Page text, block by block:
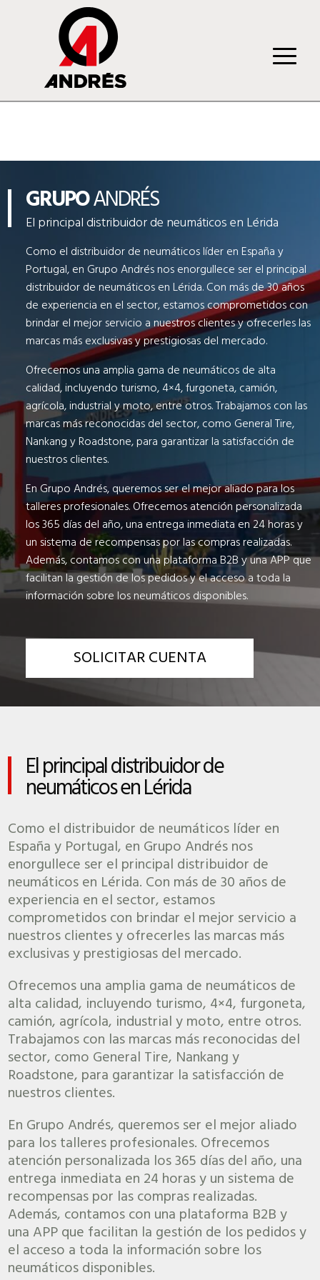
GRUPOANDRÉS
El principal distribuidor de neumáticos en Lérida
Como el distribuidor de neumáticos líder en España y
Portugal, en Grupo Andrés nos enorgullece ser el principal
distribuidor de neumáticos en Lérida. Con más de 30 años
de experiencia en el sector, estamos comprometidos con
brindar el mejor servicio a nuestros clientes y ofrecerles las
marcas más exclusivas y prestigiosas del mercado.
Ofrecemos una amplia gama de neumáticos de alta
calidad, incluyendo turismo, 4×4, furgoneta, camión,
agrícola, industrial y moto, entre otros. Trabajamos con las
marcas más reconocidas del sector, como General Tire,
Nankang y Roadstone, para garantizar la satisfacción de
nuestros clientes.
En Grupo Andrés, queremos ser el mejor aliado para los
talleres profesionales. Ofrecemos atención personalizada
los 365 días del año, una entrega inmediata en 24 horas y
un sistema de recompensas por las compras realizadas.
Además, contamos con una plataforma B2B y una APP que
facilitan la gestión de los pedidos y el acceso a toda la
información sobre los neumáticos disponibles.
SOLICITAR CUENTA
El principal distribuidor de
neumáticos en Lérida
Como el distribuidor de neumáticos líder en
España y Portugal, en Grupo Andrés nos
enorgullece ser el principal distribuidor de
neumáticos en Lérida. Con más de 30 años de
experiencia en el sector, estamos
comprometidos con brindar el mejor servicio a
nuestros clientes y ofrecerles las marcas más
exclusivas y prestigiosas del mercado.
Ofrecemos una amplia gama de neumáticos de
alta calidad, incluyendo turismo, 4×4, furgoneta,
camión, agrícola, industrial y moto, entre otros.
Trabajamos con las marcas más reconocidas del
sector, como General Tire, Nankang y
Roadstone, para garantizar la satisfacción de
nuestros clientes.
En Grupo Andrés, queremos ser el mejor aliado
para los talleres profesionales. Ofrecemos
atención personalizada los 365 días del año, una
entrega inmediata en 24 horas y un sistema de
recompensas por las compras realizadas.
Además, contamos con una plataforma B2B y
una APP que facilitan la gestión de los pedidos y
el acceso a toda la información sobre los
neumáticos disponibles.